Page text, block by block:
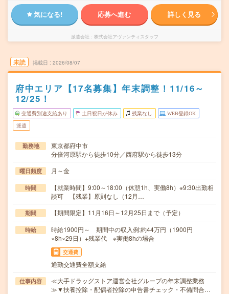
気になる! 応募へ進む 詳しく見る
派遣会社 株式会社アヴァンティスタッフ
未読 掲載日 2026/08/07
府中エリア【17名募集】年末調整！11/16～
12/25！
交通費別途支給あり 土日祝日が休み 残業なし WEB登録OK
派遣
勤務地
東京都府中市
分倍河原駅から徒歩10分／西府駅から徒歩13分
曜日頻度 月～金
時間
【就業時間】9:00～18:00（休憩1h、実働8h）※9:30出勤相
談可 【残業】原則なし（12月…
期間 【期間限定】11月16日～12月25日まで（予定）
時給
時給1900円～ 期間中の収入例:約44万円（1900円
×8h×29日）+残業代 ※実働8hの場合
交通費
通勤交通費全額支給
仕事内容
≪大手ドラッグストア運営会社グループの年末調整業務
≫▼扶養控除・配偶者控除の申告書チェック・不備問合…